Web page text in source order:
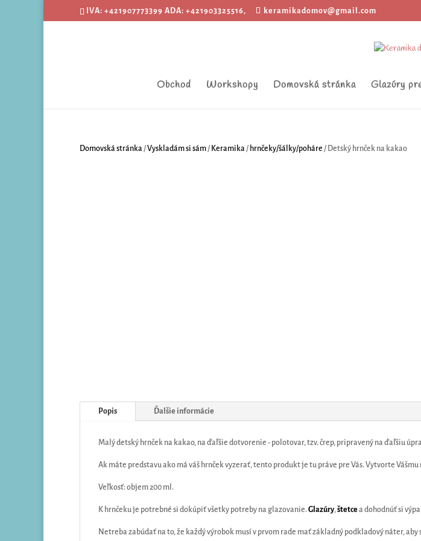
IVA: +421907773399 ADA: +421903325516, keramikadomov@gmail.com
Obchod Workshopy Domovská stránka Glazúry
Domovská stránka /Vyskladám si sám/ Keramika / hrnčeky/šálky/poháre / Detský hrnček na kakao
Popis Ďalšie informácie
Malý detský hrnček na kakao, na ďaľšie dotvorenie - polotovar, tzv. črep, pripravený na ďaľšiu
Ak máte predstavu ako má váš hrnček vyzerať, tento produkt je tu práve pre Vás. Vytvorte
Veľkosť: objem 200 ml.
K hrnčeku je potrebné si dokúpiť všetky potreby na glazovanie.Glazúry,štetcea dohodnúť si
Netreba zabúdať na to, že každý výrobok musí v prvom rade mať základný podkladový náter,